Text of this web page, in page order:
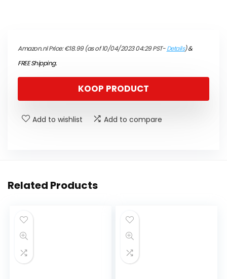
Amazon.nl Price:€18.99(as of 10/04/2023 04:29 PST-Details)&
FREE Shipping.
KOOP PRODUCT
Add to wishlist Add to compare
Related Products